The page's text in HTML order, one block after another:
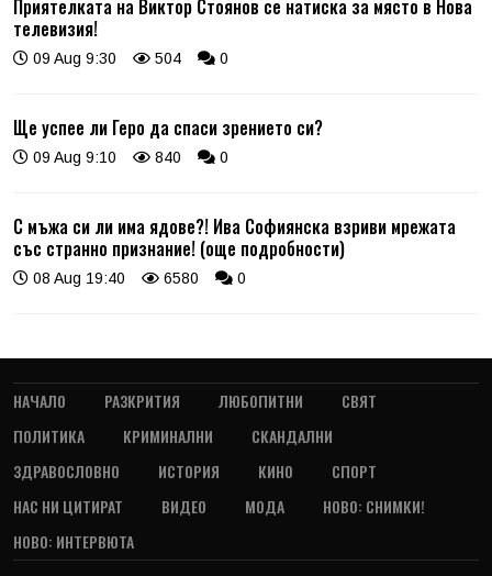
Приятелката на Виктор Стоянов се натиска за място в Нова
телевизия!
09 Aug 9:30 504 0
Ще успее ли Геро да спаси зрението си?
09 Aug 9:10 840 0
С мъжа си ли има ядове?! Ива Софиянска взриви мрежата
със странно признание! (още подробности)
08 Aug 19:40 6580 0
НАЧАЛО РАЗКРИТИЯ ЛЮБОПИТНИ
СВЯТ
ПОЛИТИКА
КРИМИНАЛНИ
СКАНДАЛНИ
ЗДРАВОСЛОВНО
ИСТОРИЯ КИНО
СПОРТ
НАС НИ ЦИТИРАТ
ВИДЕО МОДА
НОВО: СНИМКИ!
НОВО: ИНТЕРВЮТА